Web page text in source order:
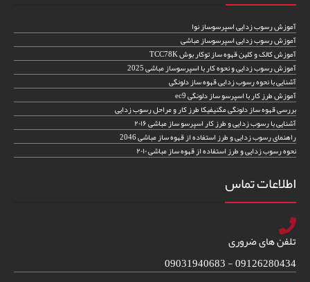
آموزش رسوب زدایی اسپرسوساز نوا
آموزش رسوب زدایی اسپرسوساز مباشی
آموزش کالک و کلین قهوه ساز توکار بوش TCC78K
آموزش رسوب زدایی و نحوه کار با اسپرسوساز مباشی 2025
آشنایی با نحوه رسوب زدایی قهوه ساز دلونگی
آموزش طرز کار با اسپرسو ساز دلونگی ec9
بررسی قهوه ساز دلونگی مگنیفیکا طرز کار و مراحل رسوب زدایی
آشنایی با رسوب زدایی و طرز کار اسپرسو ساز مباشی ۲۰۱۶
راهنمای رسوب زدایی و طرز استفاده از قهوه ساز مباشی 2046
نحوه رسوب زدایی و طرز استفاده از قهوه ساز مباشی ۲۰۱۰
اطلاعات تماس
تلفن های ضروری
09126280434 - 09031940683